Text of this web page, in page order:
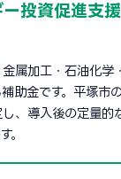
投資促進支
属加工・石油化学
助金です。平塚市
、導入後の定量的
。